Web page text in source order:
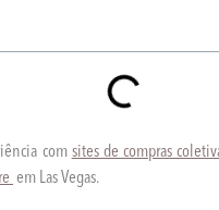
comsites de compras
em Las Vegas.